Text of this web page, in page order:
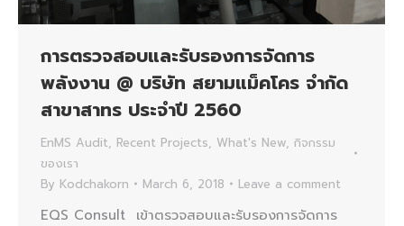
การตรวจสอบและรับรองการจัดการ
พลังงาน @ บริษัท สยามแม็คโคร จำกัด
สาขาสาทร ประจำปี 2560
EnMS Audit, Recent Projects, What's New, กิจกรรม
ของเรา
By Kodchakorn March 6, 2018 Leave a comment
EQS Consult เข้าตรวจสอบและรับรองการจัดการ